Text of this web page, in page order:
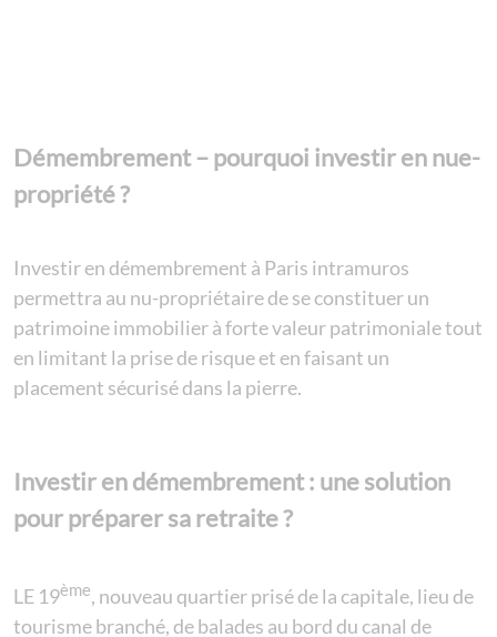
Démembrement – pourquoi investir en nue-
propriété ?
Investir en démembrement à Paris intramuros
permettra au nu-propriétaire de se constituer un
patrimoine immobilier à forte valeur patrimoniale tout
en limitant la prise de risque et en faisant un
placement sécurisé dans la pierre.
Investir en démembrement : une solution
pour préparer sa retraite ?
LE 19ème, nouveau quartier prisé de la capitale, lieu de
tourisme branché, de balades au bord du canal de